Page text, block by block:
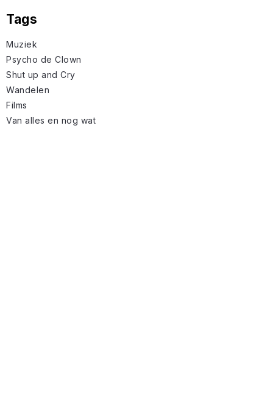
Tags
Muziek
Psycho de Clown
Shut up and Cry
Wandelen
Films
Van alles en nog wat